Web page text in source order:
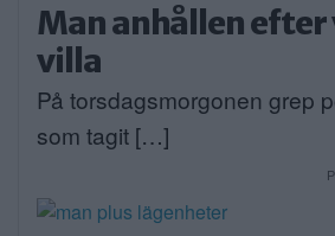
Man anhållen efter
villa
På torsdagsmorgonen grep
som tagit […]